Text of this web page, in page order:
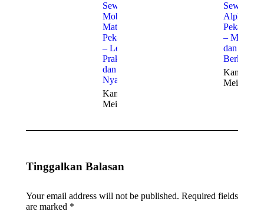
Sewa
Mobil
Matic
Pekanbaru
– Lebih
Praktis
dan
Nyaman
Kamis, 21
Mei 2026
Sewa
Alphard
Pekanbaru
– Mewah
dan
Berkelas
Kamis, 21
Mei 2026
Tinggalkan Balasan
Your email address will not be published. Required fields
are marked *